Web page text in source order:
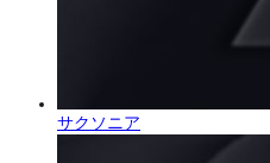
サクソニア